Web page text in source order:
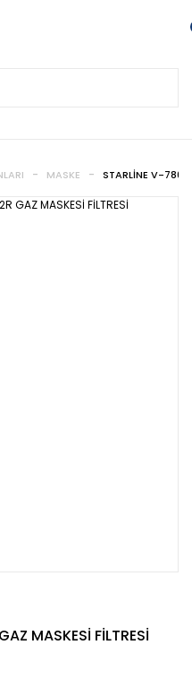
MASKE STARLİNE V-7800
MASKESİ FİLTRESİ